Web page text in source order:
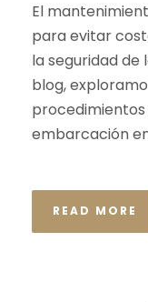
El
para evitar
la seguridad de
blog,
embarcación
READ MORE